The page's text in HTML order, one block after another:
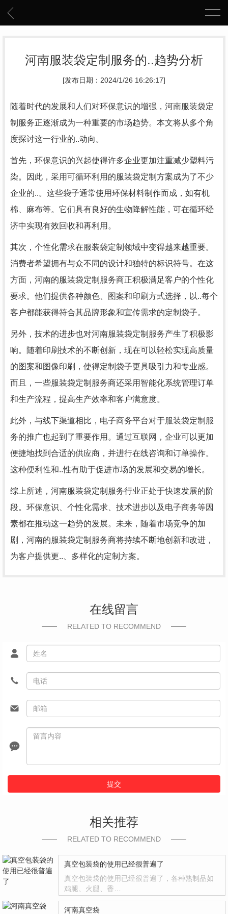
河南服装袋定制服务的..趋势分析
[发布日期：2024/1/26 16:26:17]
随着时代的发展和人们对环保意识的增强，河南服装袋定
制服务正逐渐成为一种重要的市场趋势。本文将从多个角
度探讨这一行业的..动向。
首先，环保意识的兴起使得许多企业更加注重减少塑料污
染。因此，采用可循环利用的服装袋定制方案成为了不少
企业的..。这些袋子通常使用环保材料制作而成，如有机
棉、麻布等。它们具有良好的生物降解性能，可在循环经
济中实现有效回收和再利用。
其次，个性化需求在服装袋定制领域中变得越来越重要。
消费者希望拥有与众不同的设计和独特的标识符号。在这
方面，河南的服装袋定制服务商正积极满足客户的个性化
要求。他们提供各种颜色、图案和印刷方式选择，以..每个
客户都能获得符合其品牌形象和宣传需求的定制袋子。
另外，技术的进步也对河南服装袋定制服务产生了积极影
响。随着印刷技术的不断创新，现在可以轻松实现高质量
的图案和图像印刷，使得定制袋子更具吸引力和专业感。
而且，一些服装袋定制服务商还采用智能化系统管理订单
和生产流程，提高生产效率和客户满意度。
此外，与线下渠道相比，电子商务平台对于服装袋定制服
务的推广也起到了重要作用。通过互联网，企业可以更加
便捷地找到合适的供应商，并进行在线咨询和订单操作。
这种便利性和..性有助于促进市场的发展和交易的增长。
综上所述，河南服装袋定制服务行业正处于快速发展的阶
段。环保意识、个性化需求、技术进步以及电子商务等因
素都在推动这一趋势的发展。未来，随着市场竞争的加
剧，河南的服装袋定制服务商将持续不断地创新和改进，
为客户提供更..、多样化的定制方案。
在线留言
RELATED TO RECOMMEND
提交
相关推荐
RELATED TO RECOMMEND
真空包装袋的使用已经很普遍了
真空包装袋的使用已经很普遍了，各种熟制品如
鸡腿、火腿、香…
河南真空袋